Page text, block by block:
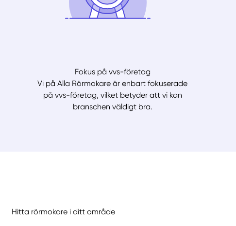
Fokus på vvs-företag
Vi på Alla Rörmokare är enbart fokuserade
på vvs-företag, vilket betyder att vi kan
branschen väldigt bra.
Hitta rörmokare i ditt område